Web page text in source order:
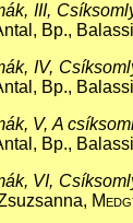
III,
Bp.,
IV,
Bp.,
V, A
Bp.,
VI,